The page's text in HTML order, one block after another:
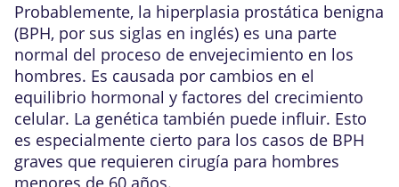
Probablemente, la hiperplasia prostática benigna
(BPH, por sus siglas en inglés) es una parte
normal del proceso de envejecimiento en los
hombres. Es causada por cambios en el
equilibrio hormonal y factores del crecimiento
celular. La genética también puede influir. Esto
es especialmente cierto para los casos de BPH
graves que requieren cirugía para hombres
menores de 60 años.